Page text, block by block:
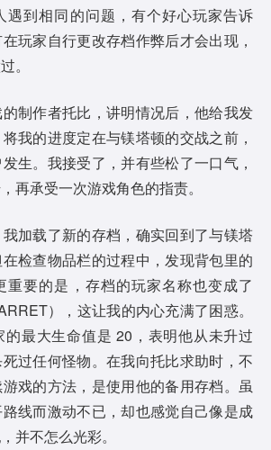
遇到相同的问题，有个好心玩家告诉
玩家自行更改存档作弊后才会出现，
。
制作者托比，讲明情况后，他给我发
我的进度定在与镁塔顿的交战之前，
生。我接受了，并有些松了一口气，
再承受一次游戏角色的指责。
加载了新的存档，确实回到了与镁塔
检查物品栏的过程中，发现背包里的
重要的是，存档的玩家名称也变成了
），这让我的内心充满了困惑。
最大生命值是 20，表明他从未升过
过任何怪物。在我向托比求助时，不
戏的方法，是使用他的备用存档。虽
线而激动不已，却也感觉自己像是成
并不怎么光彩。